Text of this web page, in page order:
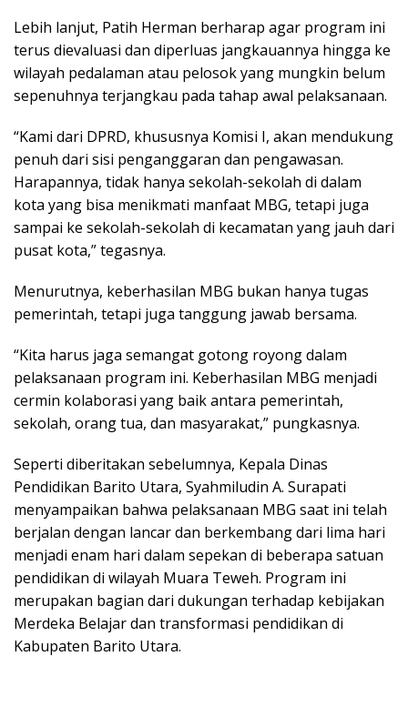
Lebih lanjut, Patih Herman berharap agar program ini
terus dievaluasi dan diperluas jangkauannya hingga ke
wilayah pedalaman atau pelosok yang mungkin belum
sepenuhnya terjangkau pada tahap awal pelaksanaan.
“Kami dari DPRD, khususnya Komisi I, akan mendukung
penuh dari sisi penganggaran dan pengawasan.
Harapannya, tidak hanya sekolah-sekolah di dalam
kota yang bisa menikmati manfaat MBG, tetapi juga
sampai ke sekolah-sekolah di kecamatan yang jauh dari
pusat kota,” tegasnya.
Menurutnya, keberhasilan MBG bukan hanya tugas
pemerintah, tetapi juga tanggung jawab bersama.
“Kita harus jaga semangat gotong royong dalam
pelaksanaan program ini. Keberhasilan MBG menjadi
cermin kolaborasi yang baik antara pemerintah,
sekolah, orang tua, dan masyarakat,” pungkasnya.
Seperti diberitakan sebelumnya, Kepala Dinas
Pendidikan Barito Utara, Syahmiludin A. Surapati
menyampaikan bahwa pelaksanaan MBG saat ini telah
berjalan dengan lancar dan berkembang dari lima hari
menjadi enam hari dalam sepekan di beberapa satuan
pendidikan di wilayah Muara Teweh. Program ini
merupakan bagian dari dukungan terhadap kebijakan
Merdeka Belajar dan transformasi pendidikan di
Kabupaten Barito Utara.